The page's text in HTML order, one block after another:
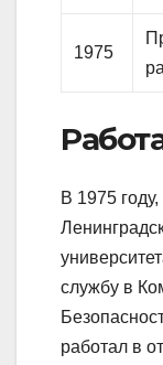
1975
В 1975
службу в
работал в